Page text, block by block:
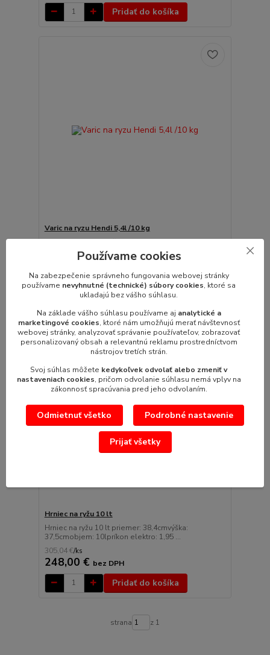
Pridať do košíka
Varic na ryzu Hendi 5,4l /10 kg
Hrniec na varenie ryže Hendi 240403 rozmer: -
priemer: 45 cm- výška: 38 cm- kapa...
191,00 € bez DPH
Pridať do košíka
TOP produkt
Hrniec na ryžu 10 lt
Hrniec na ryžu 10 lt priemer: 38,4cmvýška:
37,5cmobjem: 10lpríkon elektro: 1,95 ...
305,04 €/ks
248,00 € bez DPH
Pridať do košíka
strana z 1
Používame cookies
Na zabezpečenie správneho fungovania webovej stránky
používame nevyhnutné (technické) súbory cookies, ktoré sa
ukladajú bez vášho súhlasu.
Na základe vášho súhlasu používame aj analytické a
marketingové cookies, ktoré nám umožňujú merať návštevnosť
webovej stránky, analyzovať správanie používateľov, zobrazovať
personalizovaný obsah a relevantnú reklamu prostredníctvom
nástrojov tretích strán.
Svoj súhlas môžete kedykoľvek odvolať alebo zmeniť v
nastaveniach cookies, pričom odvolanie súhlasu nemá vplyv na
zákonnosť spracúvania pred jeho odvolaním.
Odmietnuť všetko Podrobné nastavenie
Prijať všetky